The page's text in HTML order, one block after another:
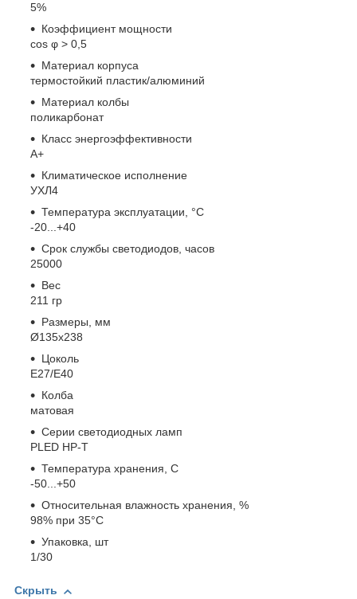
5%
Коэффициент мощности
cos φ > 0,5
Материал корпуса
термостойкий пластик/алюминий
Материал колбы
поликарбонат
Класс энергоэффективности
A+
Климатическое исполнение
УХЛ4
Температура эксплуатации, °С
-20...+40
Срок службы светодиодов, часов
25000
Вес
211 гр
Размеры, мм
Ø135х238
Цоколь
E27/E40
Колба
матовая
Серии светодиодных ламп
PLED HP-T
Температура хранения, C
-50...+50
Относительная влажность хранения, %
98% при 35°С
Упаковка, шт
1/30
Скрыть